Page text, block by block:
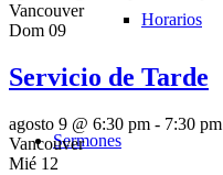
Horarios
Sermones
Vancouver
Dom 09
Servicio de Tarde
agosto 9 @ 6:30 pm - 7:30 pm
Vancouver
Mié 12